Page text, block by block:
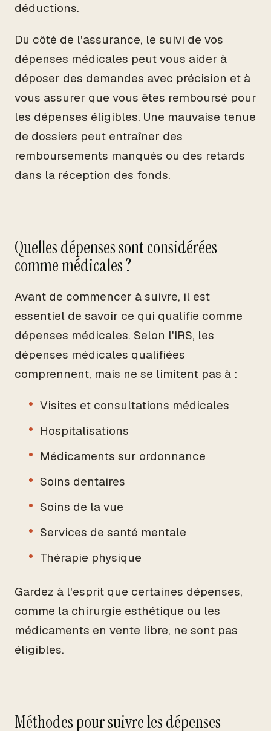
déductions.
Du côté de l'assurance, le suivi de vos
dépenses médicales peut vous aider à
déposer des demandes avec précision et à
vous assurer que vous êtes remboursé pour
les dépenses éligibles. Une mauvaise tenue
de dossiers peut entraîner des
remboursements manqués ou des retards
dans la réception des fonds.
Quelles dépenses sont considérées
comme médicales ?
Avant de commencer à suivre, il est
essentiel de savoir ce qui qualifie comme
dépenses médicales. Selon l'IRS, les
dépenses médicales qualifiées
comprennent, mais ne se limitent pas à :
Visites et consultations médicales
Hospitalisations
Médicaments sur ordonnance
Soins dentaires
Soins de la vue
Services de santé mentale
Thérapie physique
Gardez à l'esprit que certaines dépenses,
comme la chirurgie esthétique ou les
médicaments en vente libre, ne sont pas
éligibles.
Méthodes pour suivre les dépenses